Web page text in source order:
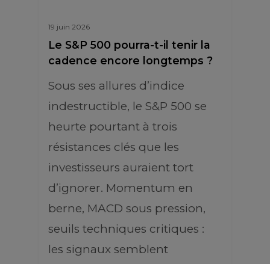
19 juin 2026
Le S&P 500 pourra-t-il tenir la
cadence encore longtemps ?
Sous ses allures d’indice
indestructible, le S&P 500 se
heurte pourtant à trois
résistances clés que les
investisseurs auraient tort
d’ignorer. Momentum en
berne, MACD sous pression,
seuils techniques critiques :
les signaux semblent